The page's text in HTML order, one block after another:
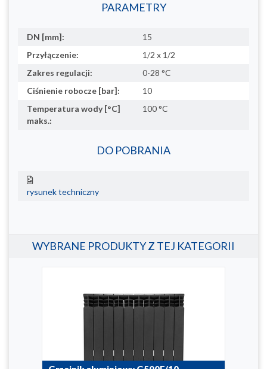
PARAMETRY
DN [mm]:
15
Przyłączenie:
1/2 x 1/2
Zakres regulacji:
0-28 °C
Ciśnienie robocze [bar]:
10
Temperatura wody [°C]
maks.:
100 °C
DO POBRANIA
rysunek techniczny
WYBRANE PRODUKTY Z TEJ KATEGORII